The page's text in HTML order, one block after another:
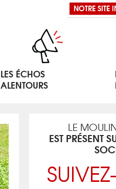
NOTRE SITE
LES ÉCHOS
ALENTOURS
LE
EST PRÉSENT